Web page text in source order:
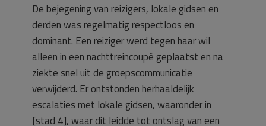
De bejegening van reizigers, lokale gidsen en
derden was regelmatig respectloos en
dominant. Een reiziger werd tegen haar wil
alleen in een nachttreincoupé geplaatst en na
ziekte snel uit de groepscommunicatie
verwijderd. Er ontstonden herhaaldelijk
escalaties met lokale gidsen, waaronder in
[stad 4], waar dit leidde tot ontslag van een